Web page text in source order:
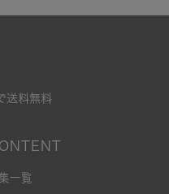
送料無料
一覧